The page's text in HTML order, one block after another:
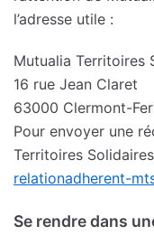
l’adresse utile :
Mutualia Territoires
16 rue Jean Claret
63000 Clermont-
Pour envoyer une
Territoires
relationadherent-
Se rendre dans